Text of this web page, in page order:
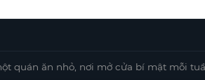
quán ăn nhỏ, nơi mở cửa bí mật mỗi